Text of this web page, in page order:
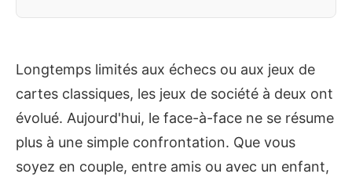
Longtemps limités aux échecs ou aux jeux de
cartes classiques, les jeux de société à deux ont
évolué. Aujourd'hui, le face-à-face ne se résume
plus à une simple confrontation. Que vous
soyez en couple, entre amis ou avec un enfant,